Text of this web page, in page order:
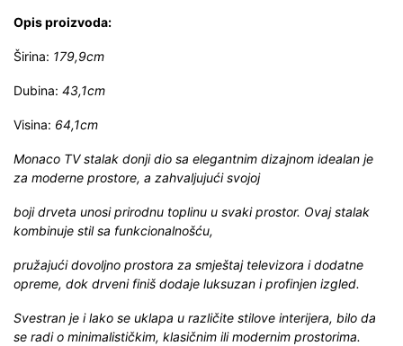
Opis proizvoda:
Širina: 179,9cm
Dubina: 43,1cm
Visina: 64,1cm
Monaco TV stalak donji dio sa elegantnim dizajnom idealan je
za moderne prostore, a zahvaljujući svojoj
boji drveta unosi prirodnu toplinu u svaki prostor. Ovaj stalak
kombinuje stil sa funkcionalnošću,
pružajući dovoljno prostora za smještaj televizora i dodatne
opreme, dok drveni finiš dodaje luksuzan i profinjen izgled.
Svestran je i lako se uklapa u različite stilove interijera, bilo da
se radi o minimalističkim, klasičnim ili modernim prostorima.